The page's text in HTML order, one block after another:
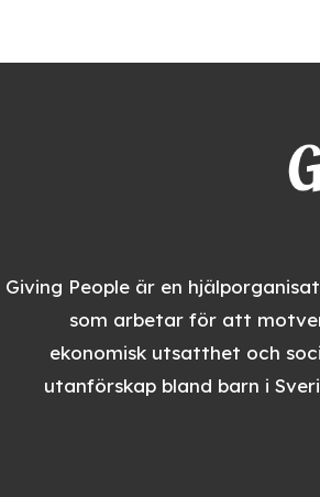
Giving People är en
som arbetar för att
ekonomisk utsatthet och
utanförskap bland barn i